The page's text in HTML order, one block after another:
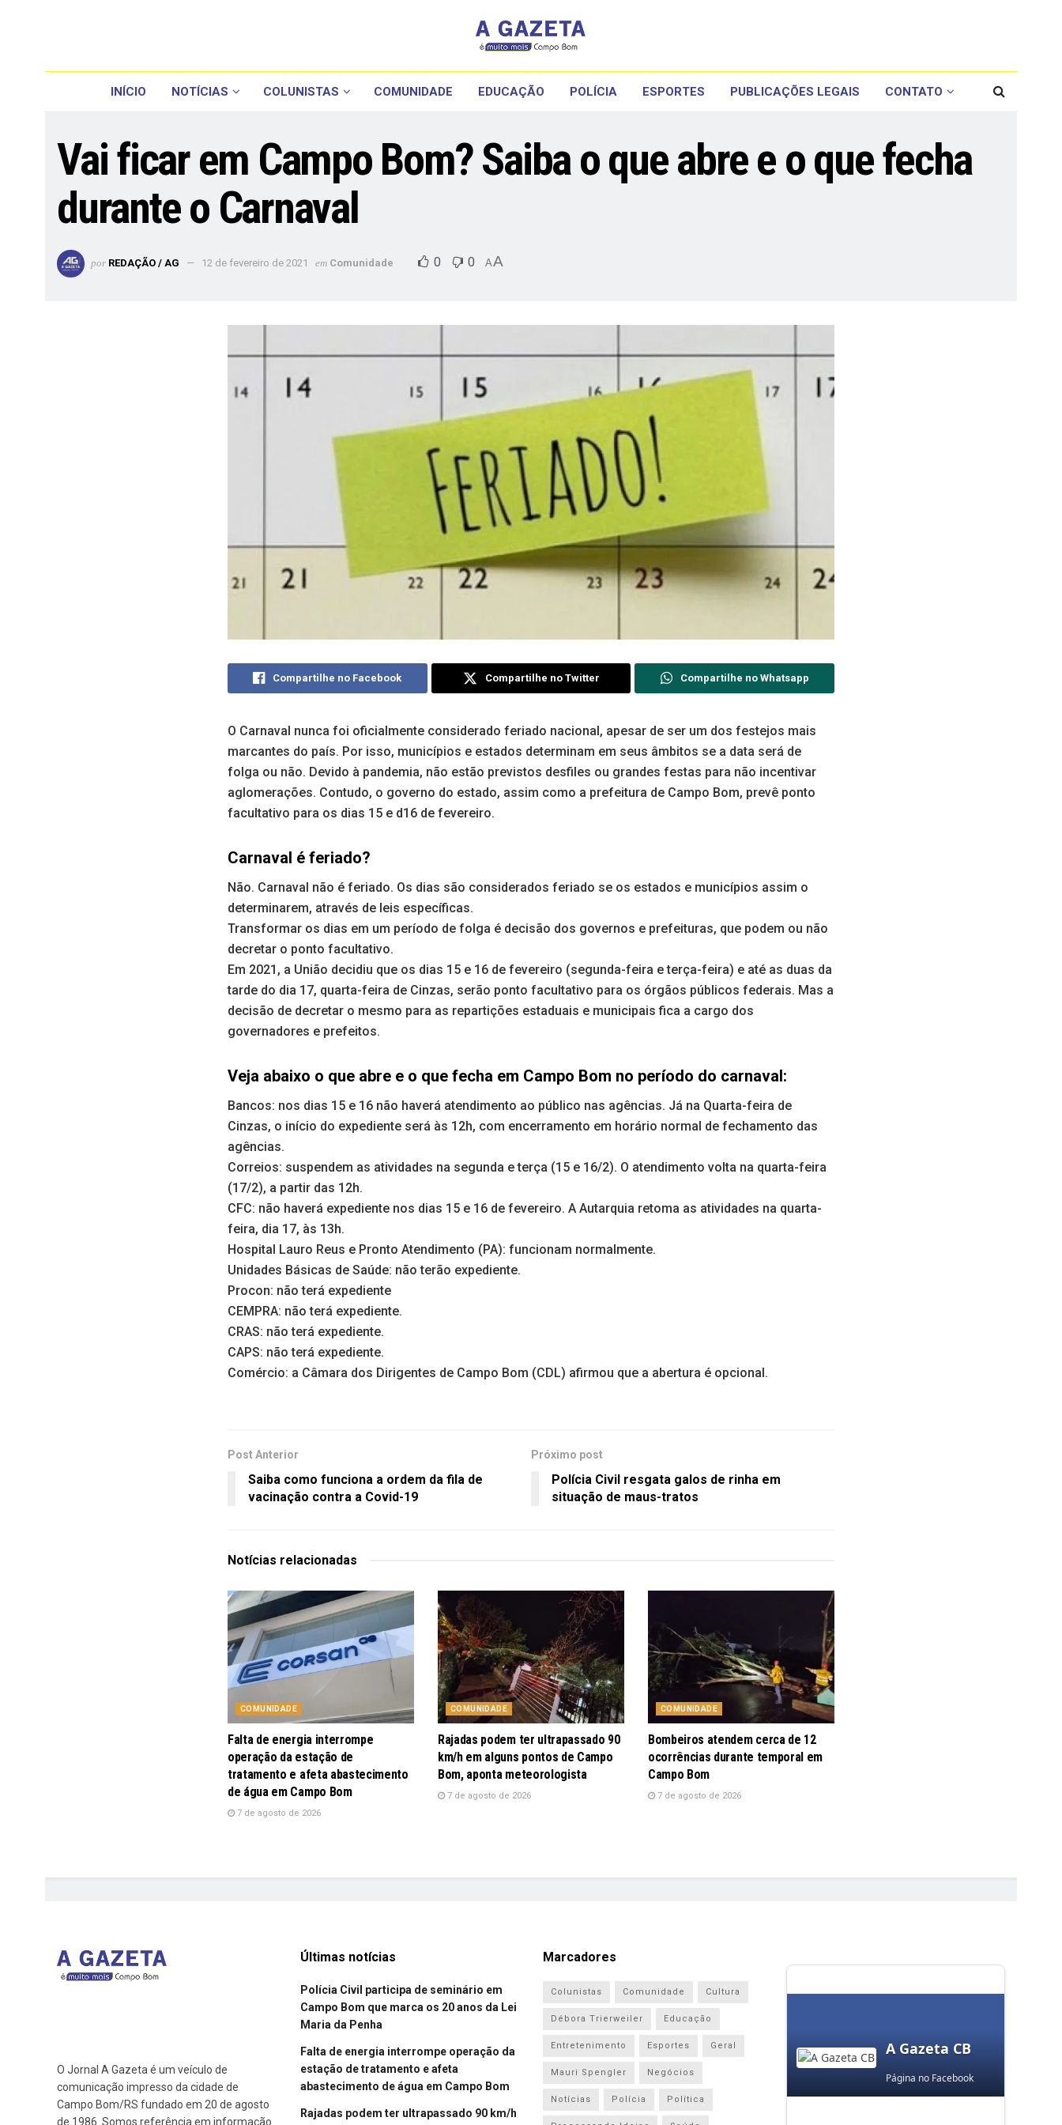
INÍCIO NOTÍCIAS COLUNISTAS COMUNIDADE EDUCAÇÃO POLÍCIA ESPORTES PUBLICAÇÕES LEGAIS CONTATO
Vai ficar em Campo Bom? Saiba o que abre e o que fecha
durante o Carnaval
por REDAÇÃO / AG 12 de fevereiro de 2021 em Comunidade 0 0 AA
Compartilhe no Facebook Compartilhe no Twitter Compartilhe no Whatsapp
O Carnaval nunca foi oficialmente considerado feriado nacional, apesar de ser um dos festejos mais
marcantes do país. Por isso, municípios e estados determinam em seus âmbitos se a data será de
folga ou não. Devido à pandemia, não estão previstos desfiles ou grandes festas para não incentivar
aglomerações. Contudo, o governo do estado, assim como a prefeitura de Campo Bom, prevê ponto
facultativo para os dias 15 e d16 de fevereiro.
Carnaval é feriado?
Não. Carnaval não é feriado. Os dias são considerados feriado se os estados e municípios assim o
determinarem, através de leis específicas.
Transformar os dias em um período de folga é decisão dos governos e prefeituras, que podem ou não
decretar o ponto facultativo.
Em 2021, a União decidiu que os dias 15 e 16 de fevereiro (segunda-feira e terça-feira) e até as duas da
tarde do dia 17, quarta-feira de Cinzas, serão ponto facultativo para os órgãos públicos federais. Mas a
decisão de decretar o mesmo para as repartições estaduais e municipais fica a cargo dos
governadores e prefeitos.
Veja abaixo o que abre e o que fecha em Campo Bom no período do carnaval:
Bancos: nos dias 15 e 16 não haverá atendimento ao público nas agências. Já na Quarta-feira de
Cinzas, o início do expediente será às 12h, com encerramento em horário normal de fechamento das
agências.
Correios: suspendem as atividades na segunda e terça (15 e 16/2). O atendimento volta na quarta-feira
(17/2), a partir das 12h.
CFC: não haverá expediente nos dias 15 e 16 de fevereiro. A Autarquia retoma as atividades na quarta-
feira, dia 17, às 13h.
Hospital Lauro Reus e Pronto Atendimento (PA): funcionam normalmente.
Unidades Básicas de Saúde: não terão expediente.
Procon: não terá expediente
CEMPRA: não terá expediente.
CRAS: não terá expediente.
CAPS: não terá expediente.
Comércio: a Câmara dos Dirigentes de Campo Bom (CDL) afirmou que a abertura é opcional.
Post Anterior
Saiba como funciona a ordem da fila de
vacinação contra a Covid-19
Próximo post
Polícia Civil resgata galos de rinha em
situação de maus-tratos
Notícias relacionadas
COMUNIDADE
Falta de energia interrompe
operação da estação de
tratamento e afeta abastecimento
de água em Campo Bom
7 de agosto de 2026
COMUNIDADE
Rajadas podem ter ultrapassado 90
km/h em alguns pontos de Campo
Bom, aponta meteorologista
7 de agosto de 2026
COMUNIDADE
Bombeiros atendem cerca de 12
ocorrências durante temporal em
Campo Bom
7 de agosto de 2026
O Jornal A Gazeta é um veículo de
comunicação impresso da cidade de
Campo Bom/RS fundado em 20 de agosto
de 1986. Somos referência em informação
Últimas notícias
Polícia Civil participa de seminário em
Campo Bom que marca os 20 anos da Lei
Maria da Penha
Falta de energia interrompe operação da
estação de tratamento e afeta
abastecimento de água em Campo Bom
Rajadas podem ter ultrapassado 90 km/h
Marcadores
Colunistas Comunidade Cultura
Débora Trierweiler Educação
Entretenimento Esportes Geral
Mauri Spengler Negócios
Notícias Polícia Política
A Gazeta CB
Página no Facebook